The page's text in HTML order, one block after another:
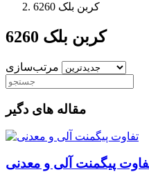
کربن بلک 6260
کربن بلک 6260
مرتب‌سازی
مقاله های دگیر
پیگمنت آلی و معدنی